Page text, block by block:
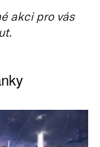
akci pro vás